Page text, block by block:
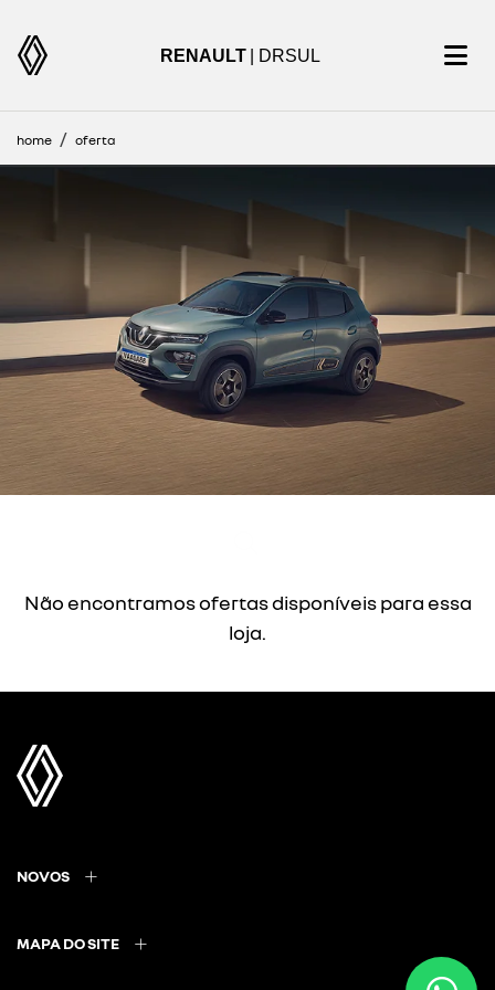
RENAULT | DRSUL
home oferta
Não encontramos ofertas disponíveis para essa
loja.
NOVOS
MAPA DO SITE